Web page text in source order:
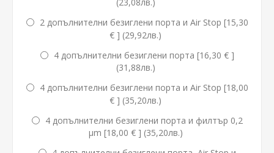
2 допълнителни безиглени порта и Air Stop [15,30
€ ] (29,92лв.)
4 допълнителни безиглени порта [16,30 € ]
(31,88лв.)
4 допълнителни безиглени порта и Air Stop [18,00
€ ] (35,20лв.)
4 допълнителни безиглени порта и филтър 0,2
µm [18,00 € ] (35,20лв.)